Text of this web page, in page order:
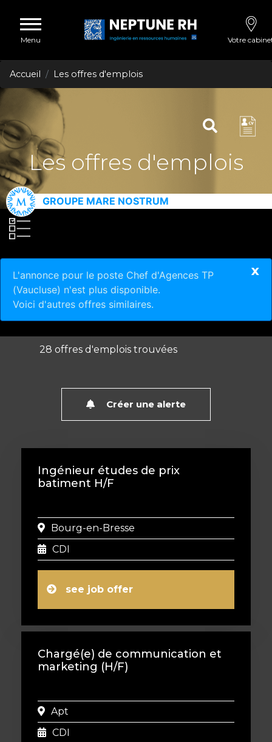
Menu Votre
Accueil Les offres d'emplois
Les offres d'emplois
GROUPE MARE NOSTRUM
x
L'annonce pour le poste Chef d'Agences TP
(Vaucluse) n'est plus disponible.
Voici d'autres offres similaires.
28 offres d'emplois trouvées
Créer une alerte
Ingénieur études de prix
batiment H/F
Bourg-en-Bresse
CDI
see job offer
Chargé(e) de communication et
marketing (H/F)
Apt
CDI